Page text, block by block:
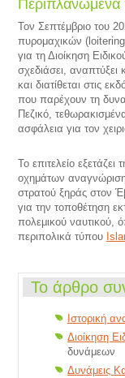
Περιπλανώμενα
Τον Σεπτέμβριο του
πυρομαχικών
για τη Διοίκηση
σχεδιάσει, αναπτύξει
και διατίθεται στις
που παρέχουν τη
Πεζικό,
ασφάλεια για τον
Το επιτελείο
οχημάτων
στρατού ξηράς στον
για την τοποθέτηση
πολεμικού ναυτικού,
περιπολικά τύπου
Το άρθρο
Ιστορική
Διοίκηση
δυνάμεων
Δυνάμεις